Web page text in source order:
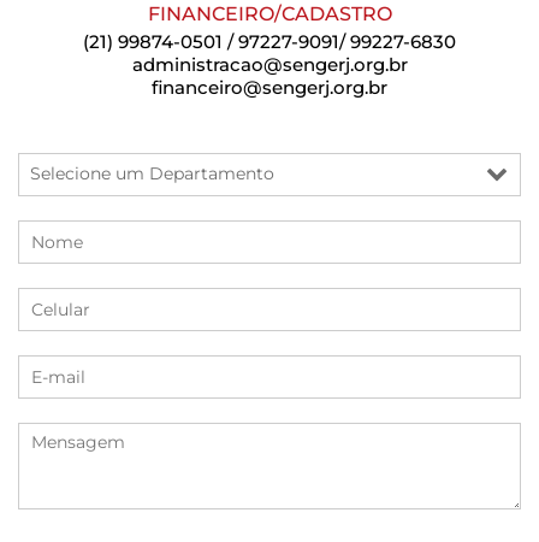
FINANCEIRO/CADASTRO
(21) 99874-0501 / 97227-9091/ 99227-6830
administracao@sengerj.org.br
financeiro@sengerj.org.br